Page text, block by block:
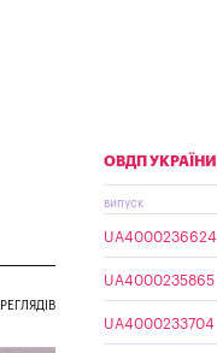
ОВДП УКРАЇНИ
випуск
UA4000236624
UA4000235865
UA4000233704